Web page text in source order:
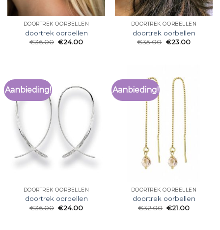
DOORTREK OORBELLEN
doortrek oorbellen
€36.00 €24.00
DOORTREK OORBELLEN
doortrek oorbellen
€35.00 €23.00
Aanbieding!
DOORTREK OORBELLEN
doortrek oorbellen
€36.00 €24.00
Aanbieding!
DOORTREK OORBELLEN
doortrek oorbellen
€32.00 €21.00